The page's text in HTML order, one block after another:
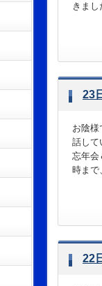
きま
23
お陰様
話して
忘年会
時まで
22